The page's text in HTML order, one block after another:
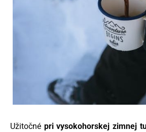
Užitočné pri vysokohorskej zimnej